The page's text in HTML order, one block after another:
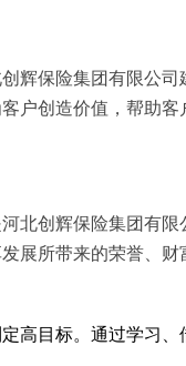
辉保险集团有限公
户创造价值，帮助客
北创辉保险集团有
展所带来的荣誉、财
高目标。通过学习